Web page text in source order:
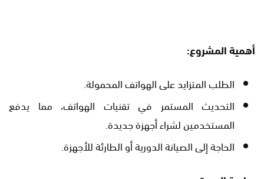
أهمية المشروع:
الطلب المتزايد على الهواتف المحمولة.
التحديث المستمر في تقنيات الهواتف، مما يدفع
المستخدمين لشراء أجهزة جديدة.
الحاجة إلى الصيانة الدورية أو الطارئة للأجهزة.